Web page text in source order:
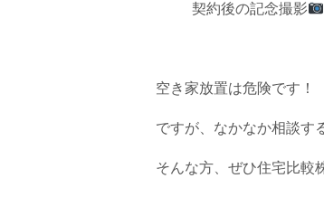
契約後の記念撮影
空き家放置は危険です！
ですが、なかなか相談す
そんな方、ぜひ住宅比較